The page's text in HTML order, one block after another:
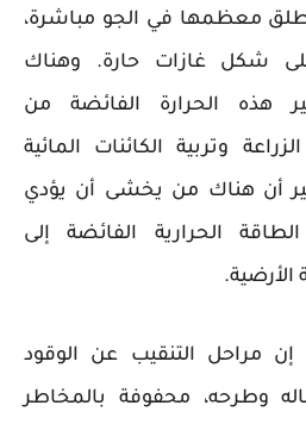
معظمها في الجو مباشرة،
شكل غازات حارة. وهناك
هذه الحرارة الفائضة من
وتربية الكائنات المائية
أن هناك من يخشى أن يؤدي
الحرارية الفائضة إلى
الأرضية.
إن مراحل التنقيب عن الوقود
وطرحه، محفوفة بالمخاطر